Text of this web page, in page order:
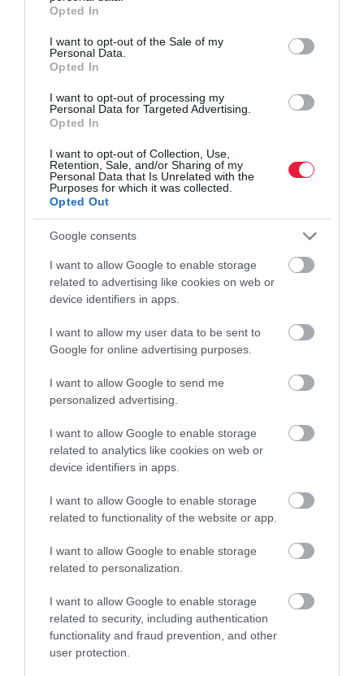
use your data for below specified purposes in below Google
consent section.
Opted In
I want to opt-out of the Sale of my
Personal Data.
Opted In
I want to opt-out of processing my
Personal Data for Targeted Advertising.
Opted In
I want to opt-out of Collection, Use,
Retention, Sale, and/or Sharing of my
Personal Data that Is Unrelated with the
Purposes for which it was collected.
Opted Out
Google consents
I want to allow Google to enable storage
related to advertising like cookies on web or
device identifiers in apps.
I want to allow my user data to be sent to
Google for online advertising purposes.
I want to allow Google to send me
personalized advertising.
I want to allow Google to enable storage
related to analytics like cookies on web or
device identifiers in apps.
I want to allow Google to enable storage
related to functionality of the website or app.
I want to allow Google to enable storage
related to personalization.
I want to allow Google to enable storage
related to security, including authentication
functionality and fraud prevention, and other
user protection.
TUDÁS
Beköszöntött a Mekkmesterek aranykora az
építőiparban?
Hatalmas az érdeklődés a januárban elindított otthonfelújítási
program iránt. A hirtelen megnövekedett kereslet miatt egyre több
az amatőr kivitelező a piacon. Mit lehet tenni?